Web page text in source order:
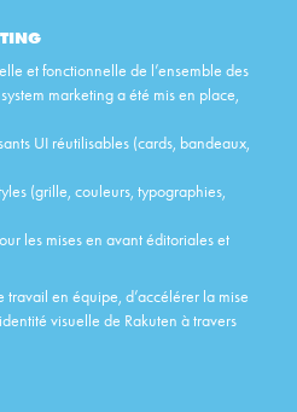
et fonctionnelle de l’ensemble des
marketing a été mis en place,
UI réutilisables (cards, bandeaux,
(grille, couleurs, typographies,
les mises en avant éditoriales et
en équipe, d’accélérer la mise
visuelle de Rakuten à travers